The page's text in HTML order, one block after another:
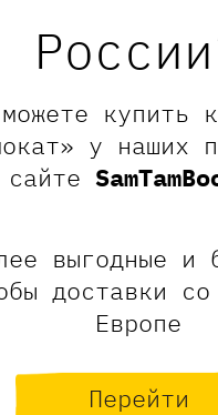
купить
у наших
выгодные и
доставки
Европе
Перейти
в жюри премий И.
«Дебют» (2006),
Москве.